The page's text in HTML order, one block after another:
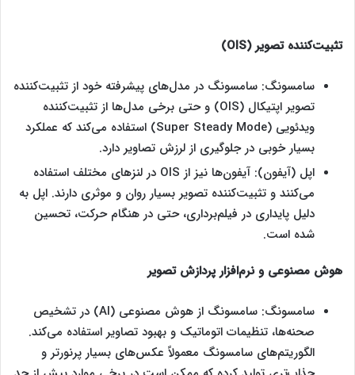
تثبیت‌کننده تصویر (OIS
)
سامسونگ: سامسونگ در مدل‌های پیشرفته خود از تثبیت‌کننده
تصویر اپتیکال (OIS) و حتی برخی مدل‌ها از تثبیت‌کننده
ویدئویی (Super Steady Mode) استفاده می‌کند که عملکرد
بسیار خوبی در جلوگیری از لرزش تصاویر دارد.
اپل (آیفون): آیفون‌ها نیز از OIS در لنزهای مختلف استفاده
می‌کنند و تثبیت‌کننده تصویر بسیار روان و موثری دارند. اپل به
دلیل پایداری در فیلم‌برداری، حتی در هنگام حرکت، تحسین
شده است.
هوش مصنوعی و نرم‌افزار پردازش تصویر
سامسونگ: سامسونگ از هوش مصنوعی (AI) در تشخیص
صحنه‌ها، تنظیمات اتوماتیک و بهبود تصاویر استفاده می‌کند.
الگوریتم‌های سامسونگ معمولاً عکس‌های بسیار پرنورتر و